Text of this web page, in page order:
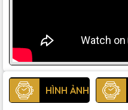
HÌNH ẢNH